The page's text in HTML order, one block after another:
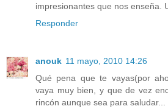
impresionantes que nos enseña.
Responder
anouk 11 mayo, 2010 14:26
Qué pena que te vayas(por
vaya muy bien, y que de vez
rincón aunque sea para